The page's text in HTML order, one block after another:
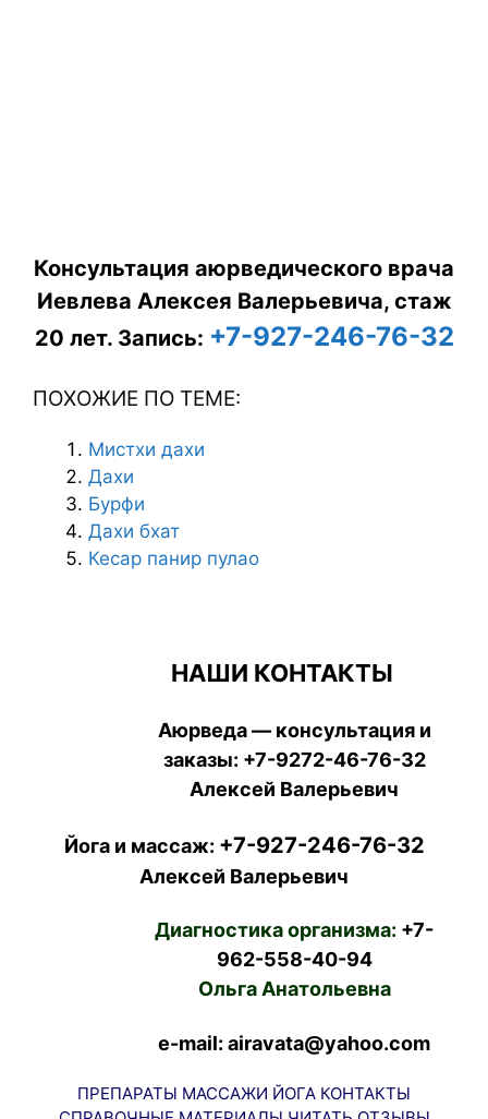
Консультация аюрведического врача
Иевлева Алексея Валерьевича, стаж
20 лет. Запись: +7-927-246-76-32
ПОХОЖИЕ ПО ТЕМЕ:
Мистхи дахи
Дахи
Бурфи
Дахи бхат
Кесар панир пулао
НАШИ КОНТАКТЫ
Аюрведа — консультация и
заказы: +7-9272-46-76-32
Алексей Валерьевич
Йога и массаж: +7-927-246-76-32
Алексей Валерьевич
Диагностика организма: +7-
962-558-40-94
Ольга Анатольевна
e-mail: airavata@yahoo.com
ПРЕПАРАТЫ МАССАЖИ ЙОГА КОНТАКТЫ